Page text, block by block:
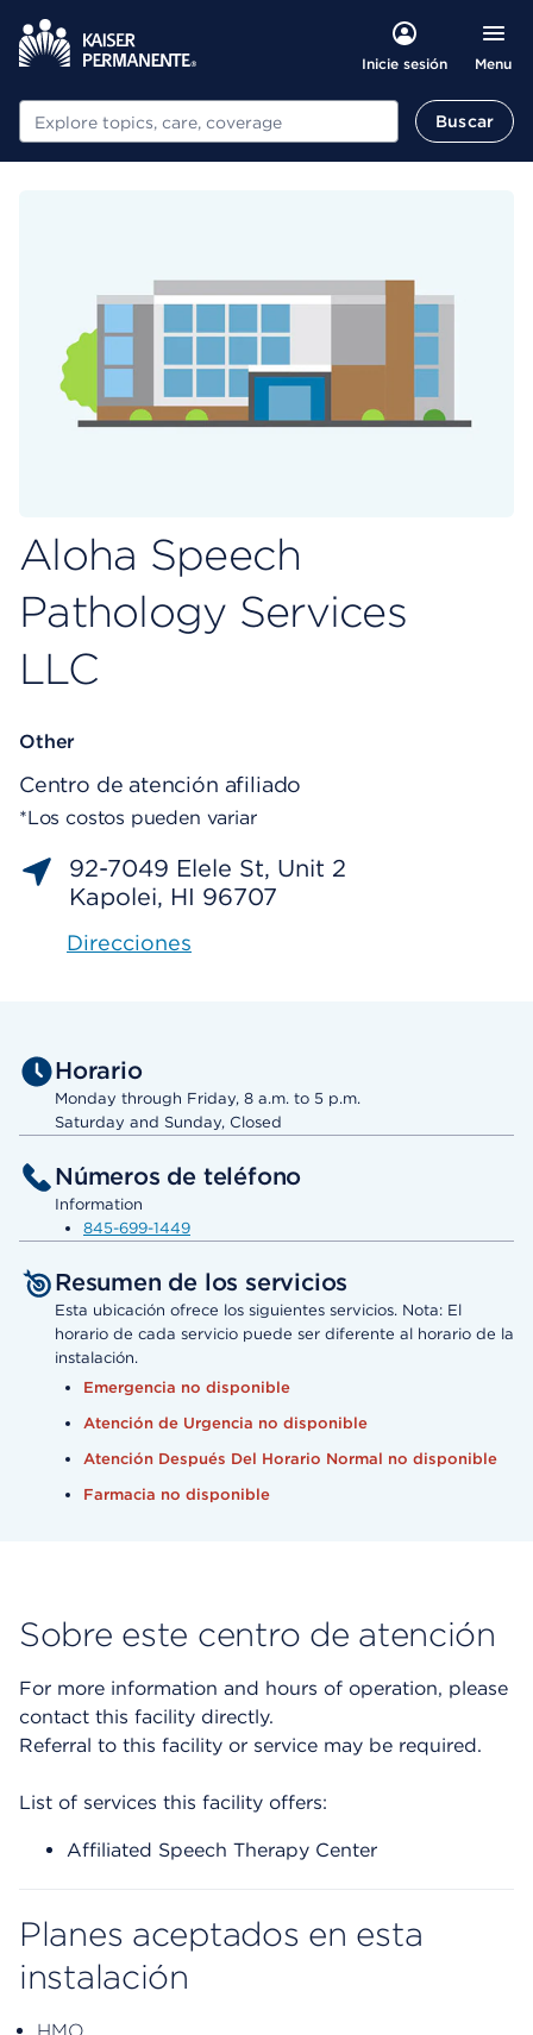
Inicie sesión Menu
Buscar Buscar
Aloha Speech
Pathology Services
LLC
Other
Centro de atención afiliado
*Los costos pueden variar
92-7049 Elele St, Unit 2
Kapolei, HI 96707
Direcciones
Horario
Monday through Friday, 8 a.m. to 5 p.m.
Saturday and Sunday, Closed
Números de teléfono
Information
845-699-1449
Resumen de los servicios
Esta ubicación ofrece los siguientes servicios. Nota: El
horario de cada servicio puede ser diferente al horario de la
instalación.
Emergencia no disponible
Atención de Urgencia no disponible
Atención Después Del Horario Normal no disponible
Farmacia no disponible
Sobre este centro de atención
For more information and hours of operation, please
contact this facility directly.
Referral to this facility or service may be required.
List of services this facility offers:
Affiliated Speech Therapy Center
Planes aceptados en esta
instalación